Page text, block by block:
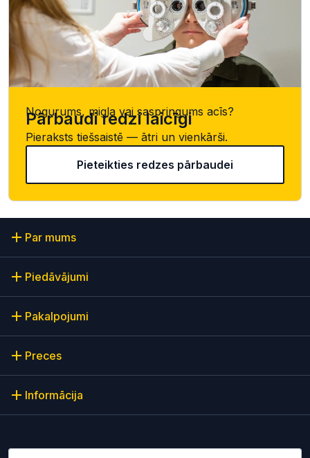
Nogurums, migla vai saspringums acīs?
Pārbaudi redzi laicīgi
Pieraksts tiešsaistē — ātri un vienkārši.
Pieteikties redzes pārbaudei
Par mums
Piedāvājumi
Pakalpojumi
Preces
Informācija
Lūdzu ievadiet e-pasta adresi